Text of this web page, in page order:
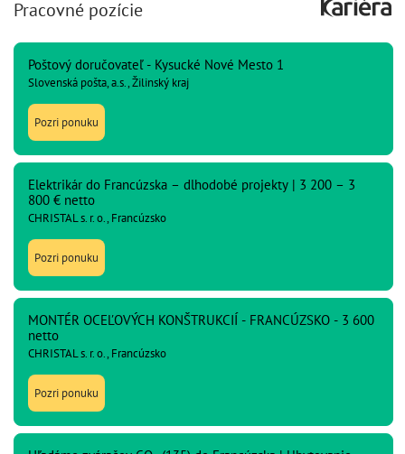
Pracovné pozície
Poštový doručovateľ - Kysucké Nové Mesto 1
Slovenská pošta, a.s., Žilinský kraj
Pozri ponuku
Elektrikár do Francúzska – dlhodobé projekty | 3 200 – 3
800 € netto
CHRISTAL s. r. o., Francúzsko
Pozri ponuku
MONTÉR OCEĽOVÝCH KONŠTRUKCIÍ - FRANCÚZSKO - 3 600
netto
CHRISTAL s. r. o., Francúzsko
Pozri ponuku